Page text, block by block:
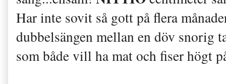
Har inte sovit så gott på flera
dubbelsängen mellan en döv snorig
som både vill ha mat och fiser högt